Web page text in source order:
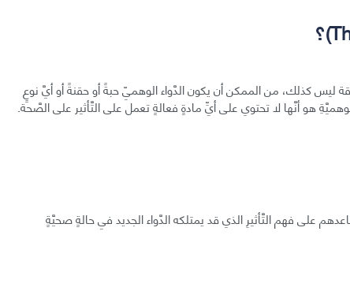
ليس كذلك، من الممكن أن يكون الدَّواء الوهميّ حبةً أو حقنةً أو أيَّ نوعٍ
هو أنَّها لا تحتوي على أيِّ مادةٍ فعالةٍ تعمل على التَّأثير على الصَّحة.
على فهم التَّأثيرِ الذي قد يمتلكه الدَّواء الجديد في حالةٍ صحيَّةٍ